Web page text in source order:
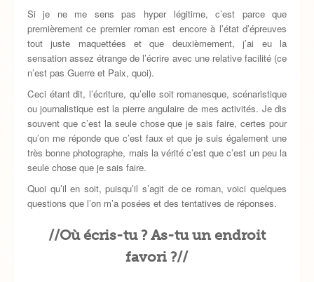
Si je ne me sens pas hyper légitime, c’est parce que
premièrement ce premier roman est encore à l’état d’épreuves
tout juste maquettées et que deuxièmement, j’ai eu la
sensation assez étrange de l’écrire avec une relative facilité (ce
n’est pas Guerre et Paix, quoi).
Ceci étant dit, l’écriture, qu’elle soit romanesque, scénaristique
ou journalistique est la pierre angulaire de mes activités. Je dis
souvent que c’est la seule chose que je sais faire, certes pour
qu’on me réponde que c’est faux et que je suis également une
très bonne photographe, mais la vérité c’est que c’est un peu la
seule chose que je sais faire.
Quoi qu’il en soit, puisqu’il s’agit de ce roman, voici quelques
questions que l’on m’a posées et des tentatives de réponses.
//Où écris-tu ? As-tu un endroit
favori ?//